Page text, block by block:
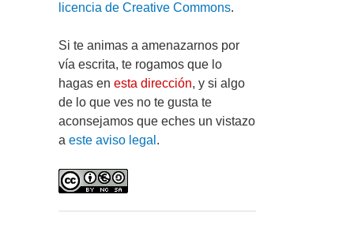
licencia de Creative Commons.
Si te animas a amenazarnos por
vía escrita, te rogamos que lo
hagas en esta dirección, y si algo
de lo que ves no te gusta te
aconsejamos que eches un vistazo
a este aviso legal .